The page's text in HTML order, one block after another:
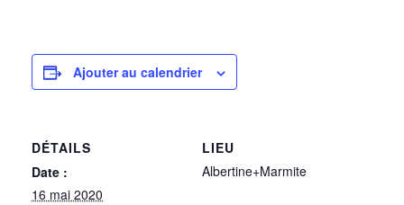
Ajouter au calendrier
DÉTAILS
Date :
16 mai 2020
LIEU
Albertine+Marmite